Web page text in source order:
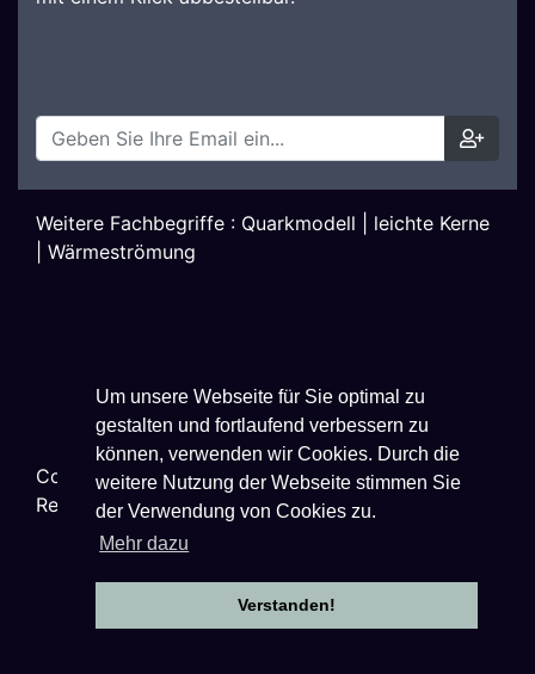
Um unsere Webseite für Sie optimal zu
gestalten und fortlaufend verbessern zu
können, verwenden wir Cookies. Durch die
weitere Nutzung der Webseite stimmen Sie
der Verwendung von Cookies zu.
Mehr dazu
Verstanden!
Weitere Fachbegriffe : Quarkmodell
leichte Kerne
Wärmeströmung
Copyright © 2026Techniklexikon.net - All Rights
Reserved.
Datenschutzhinweise